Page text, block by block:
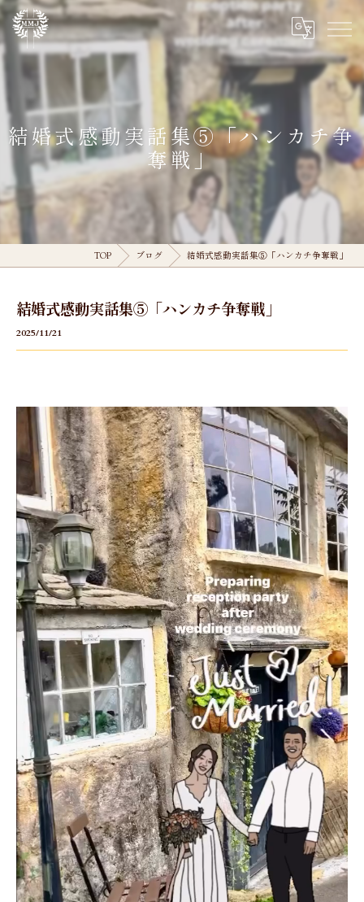
結婚式感動実話集⑤「ハンカチ争
奪戦」
TOP ブログ 結婚式感動実話集⑤「ハンカチ争奪戦」
結婚式感動実話集⑤「ハンカチ争奪戦」
2025/11/21